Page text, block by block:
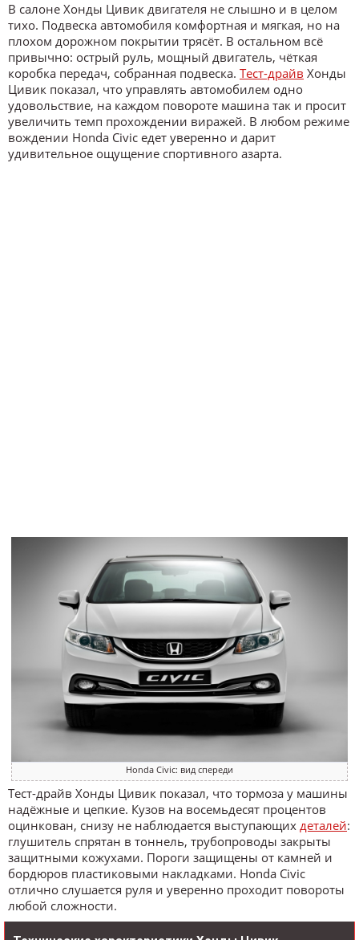
В салоне Хонды Цивик двигателя не слышно и в целом
тихо. Подвеска автомобиля комфортная и мягкая, но на
плохом дорожном покрытии трясёт. В остальном всё
привычно: острый руль, мощный двигатель, чёткая
коробка передач, собранная подвеска. Тест-драйв Хонды
Цивик показал, что управлять автомобилем одно
удовольствие, на каждом повороте машина так и просит
увеличить темп прохождении виражей. В любом режиме
вождении Honda Civic едет уверенно и дарит
удивительное ощущение спортивного азарта.
Honda Civic: вид спереди
Тест-драйв Хонды Цивик показал, что тормоза у машины
надёжные и цепкие. Кузов на восемьдесят процентов
оцинкован, снизу не наблюдается выступающих деталей:
глушитель спрятан в тоннель, трубопроводы закрыты
защитными кожухами. Пороги защищены от камней и
бордюров пластиковыми накладками. Honda Civic
отлично слушается руля и уверенно проходит повороты
любой сложности.